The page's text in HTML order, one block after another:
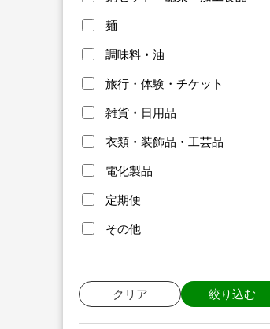
麺
調味料・油
旅行・体験・チケット
雑貨・日用品
衣類・装飾品・工芸品
電化製品
定期便
その他
クリア 絞り込む